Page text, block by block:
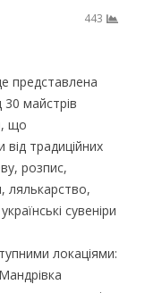
443
представлена
майстрів
що
традиційних
розпис,
лялькарство,
сувеніри
локаціями: